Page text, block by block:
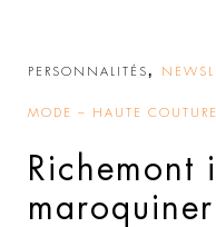
PERSONNALITÉS,
MODE – HAUTE COUTURE
Richemont